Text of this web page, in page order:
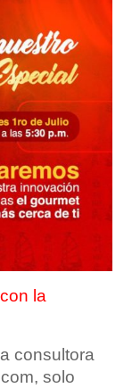
la
consultora
solo